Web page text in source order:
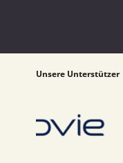
Unsere Unterstützer